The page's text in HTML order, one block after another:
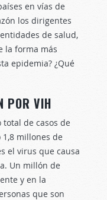
en vías de
los dirigentes
de salud,
la forma más
epidemia? ¿Qué
POR VIH
total de casos de
1,8 millones de
el virus que causa
Un millón de
y en la
que son